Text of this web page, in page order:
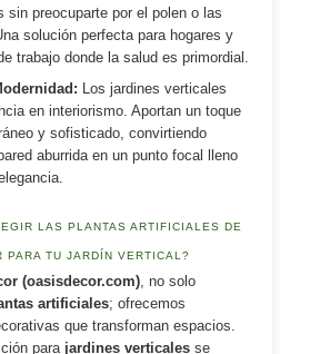
sin preocuparte por el polen o las
solución perfecta para hogares y
trabajo donde la salud es primordial.
Los jardines verticales
en interiorismo. Aportan un toque
y sofisticado, convirtiendo
aburrida en un punto focal lleno
LAS PLANTAS ARTIFICIALES DE
PARA TU JARDÍN VERTICAL?
(oasisdecor.com) , no solo
artificiales; ofrecemos
que transforman espacios.
para jardines verticales se